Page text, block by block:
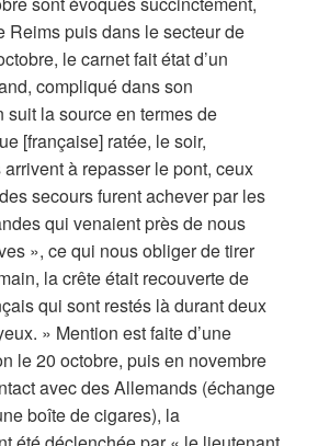
Reims puis dans le secteur de
le carnet fait état d’un
compliqué dans son
suit la source en termes de
[française] ratée, le soir,
à repasser le pont, ceux
secours furent achever par les
qui venaient près de nous
», ce qui nous obliger de tirer
la crête était recouverte de
qui sont restés là durant deux
» Mention est faite d’une
le 20 octobre, puis en novembre
avec des Allemands (échange
boîte de cigares), la